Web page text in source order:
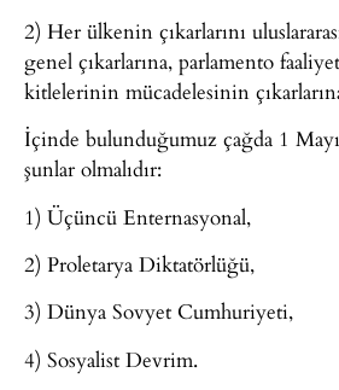
2) Her ülkenin çıkarlarını
genel çıkarlarına, parlamento
kitlelerinin mücadelesinin
İçinde bulunduğumuz çağda 1
şunlar olmalıdır:
1) Üçüncü Enternasyonal,
2) Proletarya Diktatörlüğü,
3) Dünya Sovyet Cumhuriyeti,
4) Sosyalist Devrim.